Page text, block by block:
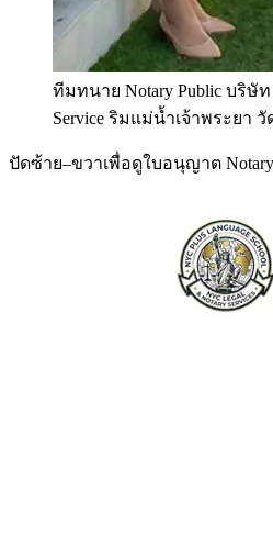
ทีมทนาย Notary Public บริษัท
Service ริมแม่น้ำเจ้าพระยา
ปัดซ้าย–ขวาเพื่อดูใบอนุญาต